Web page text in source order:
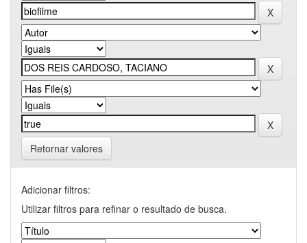
Retornar valores
Adicionar filtros:
Utilizar filtros para refinar o resultado de busca.